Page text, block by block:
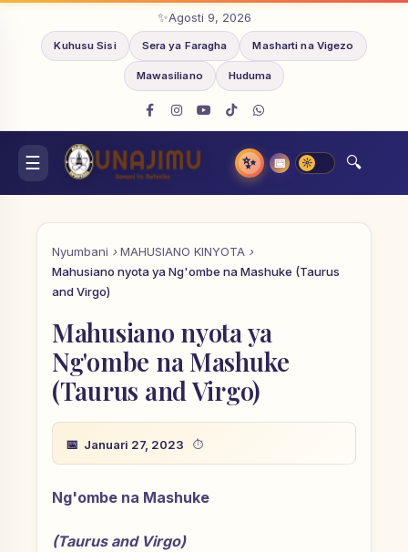
Agosti 9, 2026
Kuhusu Sisi Sera ya Faragha Masharti na Vigezo
Mawasiliano Huduma
✨ 📅
Nyumbani
MAHUSIANO KINYOTA
Mahusiano nyota ya Ng'ombe na Mashuke (Taurus
and Virgo)
Mahusiano nyota ya
Ng'ombe na Mashuke
(Taurus and Virgo)
Januari 27, 2023
Ng'ombe na Mashuke
(Taurus and Virgo)